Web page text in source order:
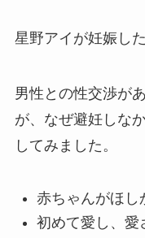
星野アイが妊娠し
男性との性交渉が
が、なぜ避妊しな
してみました。
赤ちゃんがほし
初めて愛し、愛